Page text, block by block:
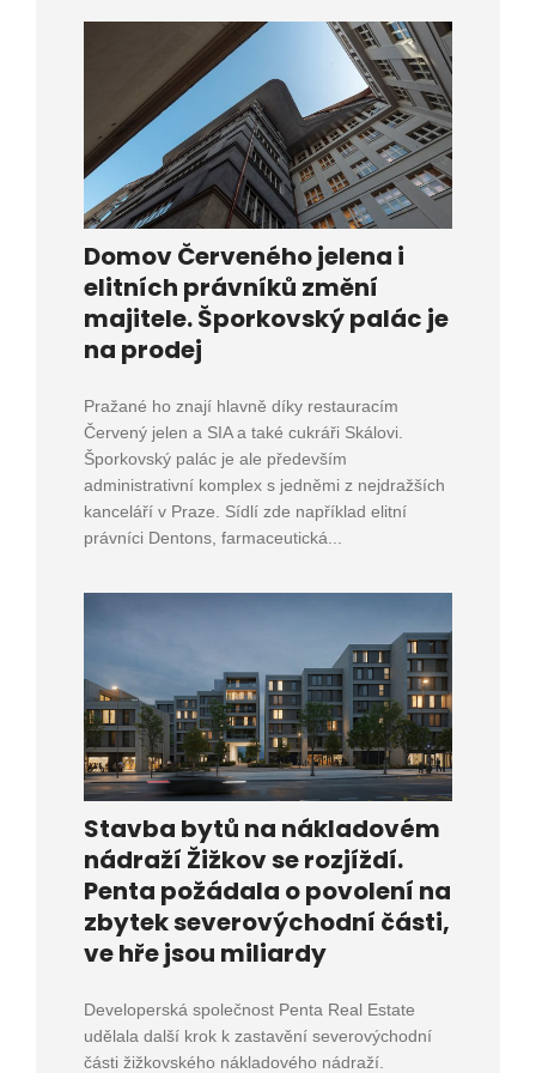
Domov Červeného jelena i
elitních právníků změní
majitele. Šporkovský palác je
na prodej
Pražané ho znají hlavně díky restauracím
Červený jelen a SIA a také cukráři Skálovi.
Šporkovský palác je ale především
administrativní komplex s jedněmi z nejdražších
kanceláří v Praze. Sídlí zde například elitní
právníci Dentons, farmaceutická...
Stavba bytů na nákladovém
nádraží Žižkov se rozjíždí.
Penta požádala o povolení na
zbytek severovýchodní části,
ve hře jsou miliardy
Developerská společnost Penta Real Estate
udělala další krok k zastavění severovýchodní
části žižkovského nákladového nádraží.